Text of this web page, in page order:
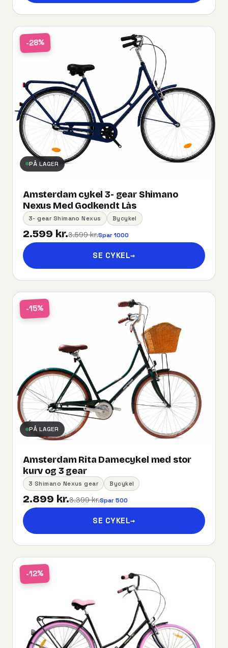
-28%
PÅ LAGER
Amsterdam cykel 3- gear Shimano
Nexus Med Godkendt Lås
3- gear Shimano Nexus Bycykel
2.599 kr.3.599 kr.Spar 1000
SE CYKEL→
-15%
PÅ LAGER
Amsterdam Rita Damecykel med stor
kurv og 3 gear
3 Shimano Nexus gear Bycykel
2.899 kr.3.399 kr.Spar 500
SE CYKEL→
-12%